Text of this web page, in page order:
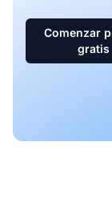
Comenzar
gratis